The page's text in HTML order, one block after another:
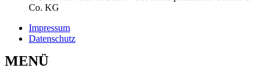
Co. KG
Impressum
Datenschutz
MENÜ